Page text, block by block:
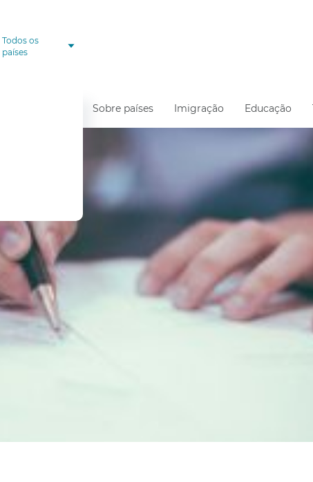
Todos os
países
Sobre países Imigração Educação